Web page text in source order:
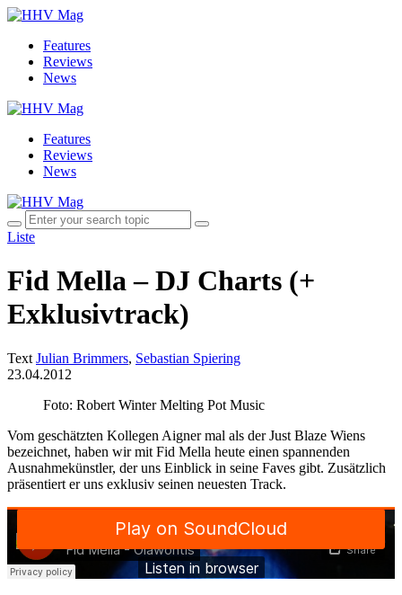
Features
Reviews
News
Features
Reviews
News
Liste
Fid Mella – DJ Charts (+
Exklusivtrack)
Text Julian Brimmers, Sebastian Spiering
23.04.2012
Foto: Robert Winter Melting Pot Music
Vom geschätzten Kollegen Aigner mal als der Just Blaze Wiens
bezeichnet, haben wir mit Fid Mella heute einen spannenden
Ausnahmekünstler, der uns Einblick in seine Faves gibt. Zusätzlich
präsentiert er uns exklusiv seinen neuesten Track.